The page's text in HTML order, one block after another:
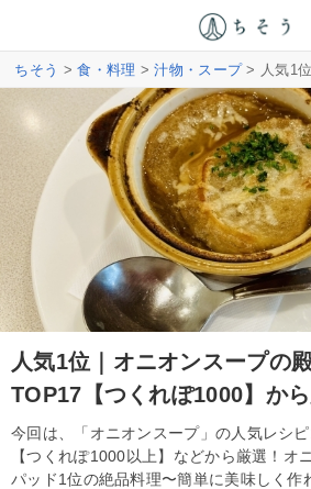
ちそう >食・料理 >汁物・スープ> 人気1
人気1位｜オニオンスープの
TOP17【つくれぽ1000】から
今回は、「オニオンスープ」の人気レシ
【つくれぽ1000以上】などから厳選！オ
パッド1位の絶品料理〜簡単に美味しく作